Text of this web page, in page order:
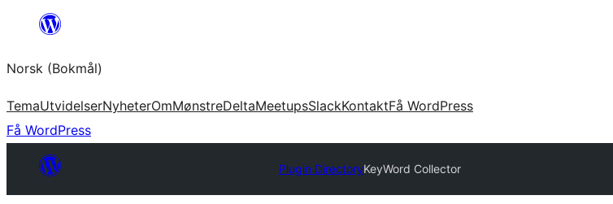
Hopp
innhold
Norsk (Bokmål)
TemaUtvidelserNyheterOmMønstreDeltaMeetupsSlackKontaktFå WordPress
Få WordPress
Plugin DirectoryKeyWord Collector